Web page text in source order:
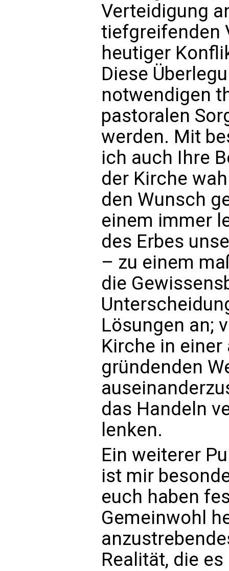
Verteidigung
tiefgreifenden
heutiger
Diese
notwendigen
pastoralen
werden. Mit
ich auch Ihre
der Kirche
den Wunsch
einem immer
des Erbes
– zu einem
die
Lösungen an;
Kirche in
gründenden
das Handeln
lenken.
Ein weiterer
ist mir
euch haben
Gemeinwohl
Realität, die